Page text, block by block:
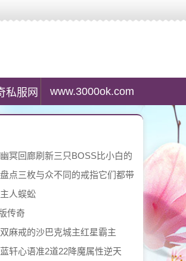
私服网 www.3000ok.com
冥回廊刷新三只BOSS比小白的
点三枚与众不同的戒指它们都带
人蜈蚣
传奇
麻戒的沙巴克城主红星霸主
轩心语准2道22降魔属性逆天